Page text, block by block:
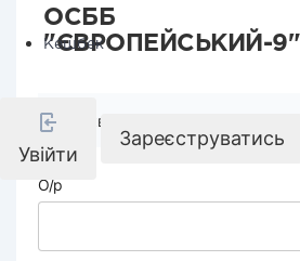
Кешбек
Увійти
Зареєструватись
ОСББ
"ЄВРОПЕЙСЬКИЙ-9"
Реквізити компанії
О/р